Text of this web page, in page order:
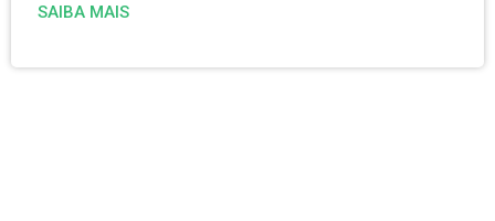
SAIBA MAIS